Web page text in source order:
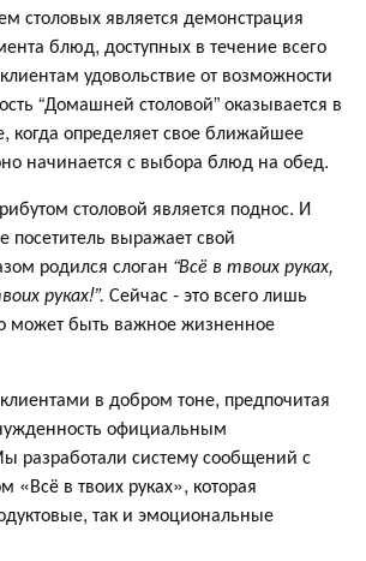
столовых является демонстрация
блюд, доступных в течение всего
удовольствие от возможности
“Домашней столовой” оказывается в
когда определяет свое ближайшее
начинается с выбора блюд на обед.
столовой является поднос. И
посетитель выражает свой
родился слоган “Всё в твоих руках,
руках!”. Сейчас - это всего лишь
может быть важное жизненное
в добром тоне, предпочитая
официальным
разработали систему сообщений с
«Всё в твоих руках», которая
так и эмоциональные